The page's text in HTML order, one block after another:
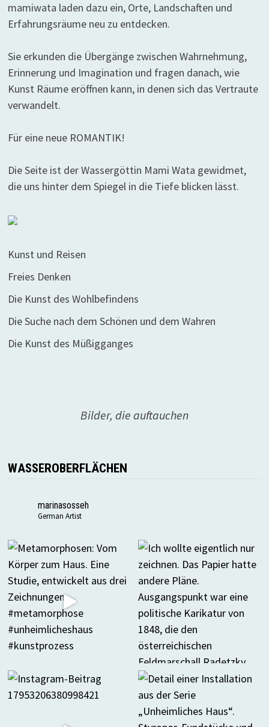
mamiwata laden dazu ein, Orte, Landschaften und
Erfahrungsräume neu zu entdecken.
Sie erkunden die Übergänge zwischen Wahrnehmung,
Erinnerung und Imagination und fragen danach, wie
Kunst Räume eröffnen kann, in denen sich das Vertraute
verwandelt.
Für eine neue ROMANTIK!
Die Seite ist der Wassergöttin Mami Wata gewidmet,
die uns hinter dem Spiegel in die Tiefe blicken lässt.
Kunst und Reisen
Freies Denken
Die Kunst des Wohlbefindens
Die Suche nach dem Schönen und dem Wahren
Die Kunst des Müßigganges
Bilder, die auftauchen
WASSEROBERFLÄCHEN
marinasosseh
German Artist